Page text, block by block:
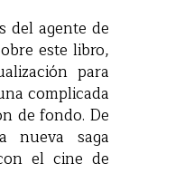
del agente de
este libro,
para
complicada
de fondo. De
saga
el cine de